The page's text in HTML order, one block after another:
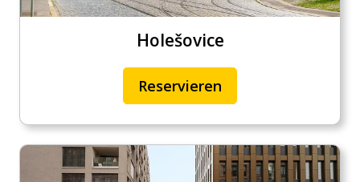
Holešovice
Reservieren